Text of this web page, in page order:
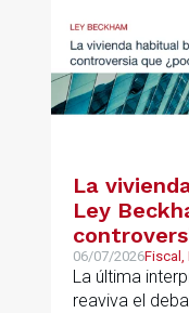
La
Ley
estar
06/07/2026Fiscal,
La última
reaviva el